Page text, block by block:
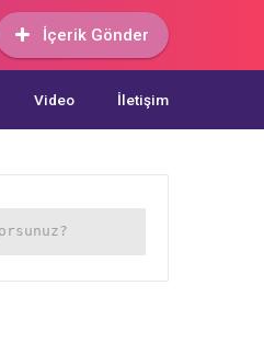
İçerik Gönder
Video İletişim